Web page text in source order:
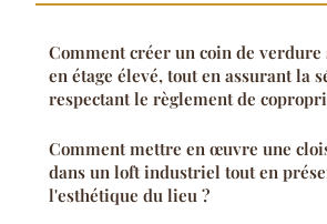
Comment créer un coin de verdure
en étage élevé, tout en assurant la
respectant le règlement de
Comment mettre en œuvre une
dans un loft industriel tout en
l'esthétique du lieu ?